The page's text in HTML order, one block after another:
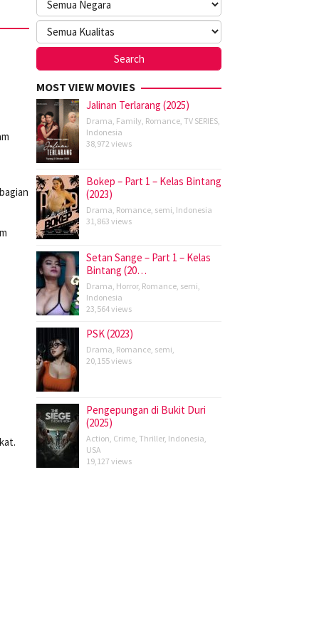
MOST VIEW MOVIES
Jalinan Terlarang (2025)
Drama, Family, Romance, TV SERIES,
Indonesia
38,972 views
Bokep – Part 1 – Kelas Bintang
(2023)
Drama, Romance, semi, Indonesia
31,863 views
Setan Sange – Part 1 – Kelas
Bintang (20…
Drama, Horror, Romance, semi,
Indonesia
23,564 views
PSK (2023)
Drama, Romance, semi,
20,155 views
Pengepungan di Bukit Duri
(2025)
Action, Crime, Thriller, Indonesia,
USA
19,127 views